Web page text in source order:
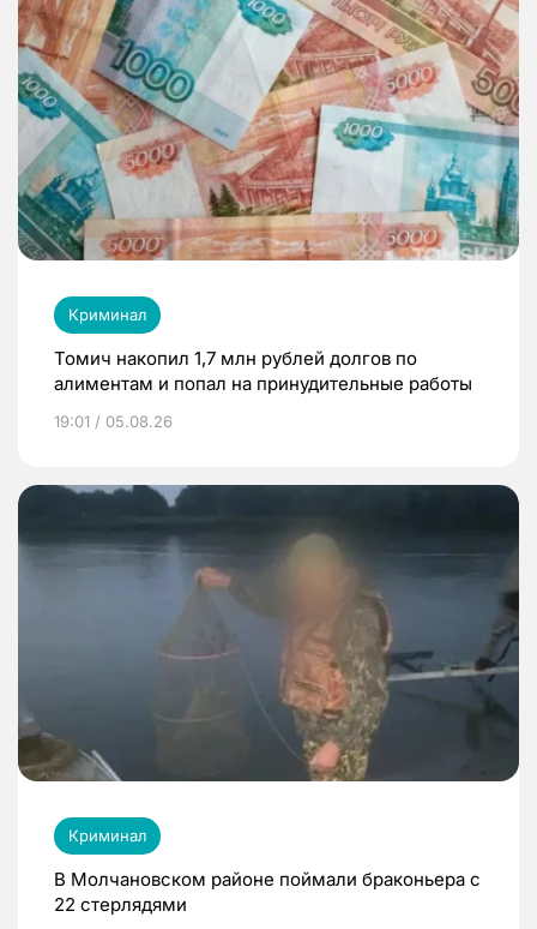
Криминал
Томич накопил 1,7 млн рублей долгов по
алиментам и попал на принудительные работы
19:01 / 05.08.26
Криминал
В Молчановском районе поймали браконьера с
22 стерлядями